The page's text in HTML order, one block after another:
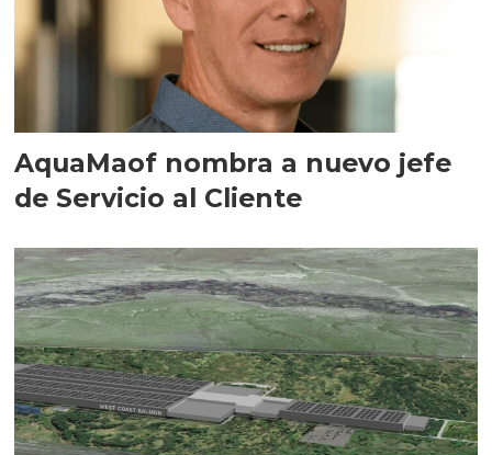
AquaMaof nombra a nuevo jefe
de Servicio al Cliente